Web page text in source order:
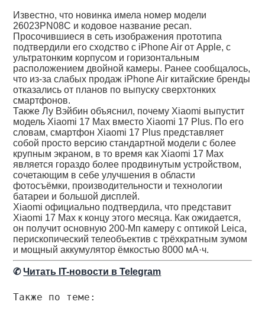
Известно, что новинка имела номер модели
26023PN08C и кодовое название pecan.
Просочившиеся в сеть изображения прототипа
подтвердили его сходство с iPhone Air от Apple, с
ультратонким корпусом и горизонтальным
расположением двойной камеры. Ранее сообщалось,
что из-за слабых продаж iPhone Air китайские бренды
отказались от планов по выпуску сверхтонких
смартфонов.
Также Лу Вэйбин объяснил, почему Xiaomi выпустит
модель Xiaomi 17 Max вместо Xiaomi 17 Plus. По его
словам, смартфон Xiaomi 17 Plus представляет
собой просто версию стандартной модели с более
крупным экраном, в то время как Xiaomi 17 Max
является гораздо более продвинутым устройством,
сочетающим в себе улучшения в области
фотосъёмки, производительности и технологии
батареи и большой дисплей.
Xiaomi официально подтвердила, что представит
Xiaomi 17 Max к концу этого месяца. Как ожидается,
он получит основную 200-Мп камеру с оптикой Leica,
перископический телеобъектив с трёхкратным зумом
и мощный аккумулятор ёмкостью 8000 мА·ч.
✆Читать IT-новости в Telegram
Также по теме: